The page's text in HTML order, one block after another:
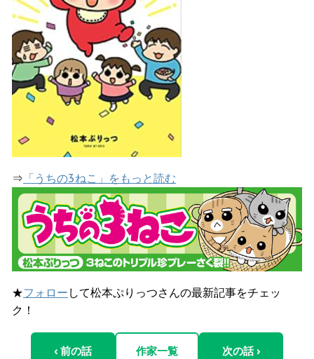
⇒ 「うちの3ねこ」をもっと読む
★フォロー して松本ぷりっつさんの最新記事をチェッ
ク！
‹ 前の話 作家一覧 次の話 ›